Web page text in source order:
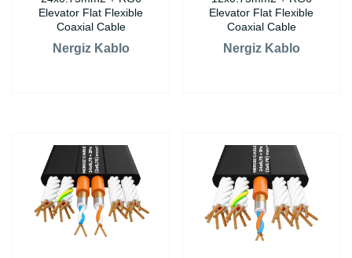
Elevator Flat Flexible
Coaxial Cable
Nergiz Kablo
Elevator Flat Flexible
Coaxial Cable
Nergiz Kablo